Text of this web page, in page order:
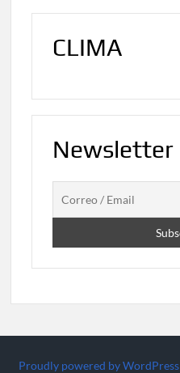
CLIMA
Newsletter
Proudly powered by WordPress